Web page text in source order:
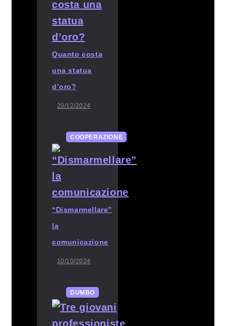
Quanto costa
una statua
d’oro?
20/12/2024
COOPERAZIONE
“Dismarmellare”
la
comunicazione
10/10/2024
DUMBO